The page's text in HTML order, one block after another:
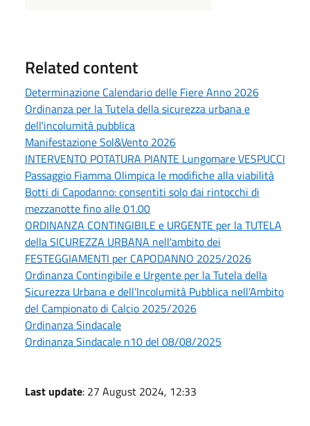
Related content
Determinazione Calendario delle Fiere Anno 2026
Ordinanza per la Tutela della sicurezza urbana e
dell'incolumità pubblica
Manifestazione Sol&Vento 2026
INTERVENTO POTATURA PIANTE Lungomare VESPUCCI
Passaggio Fiamma Olimpica le modifiche alla viabilità
Botti di Capodanno: consentiti solo dai rintocchi di
mezzanotte fino alle 01.00
ORDINANZA CONTINGIBILE e URGENTE per la TUTELA
della SICUREZZA URBANA nell'ambito dei
FESTEGGIAMENTI per CAPODANNO 2025/2026
Ordinanza Contingibile e Urgente per la Tutela della
Sicurezza Urbana e dell’Incolumità Pubblica nell’Ambito
del Campionato di Calcio 2025/2026
Ordinanza Sindacale
Ordinanza Sindacale n10 del 08/08/2025
Last update: 27 August 2024, 12:33